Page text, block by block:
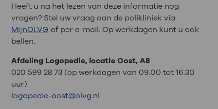
Heeft u na het lezen van deze informatie nog
vragen? Stel uw vraag aan de polikliniek via
MijnOLVG of per e-mail. Op werkdagen kunt u ook
bellen.
Afdeling Logopedie, locatie Oost, A8
020 599 28 73 (op werkdagen van 09.00 tot 16.30
uur)
logopedie-oost@olvg.nl